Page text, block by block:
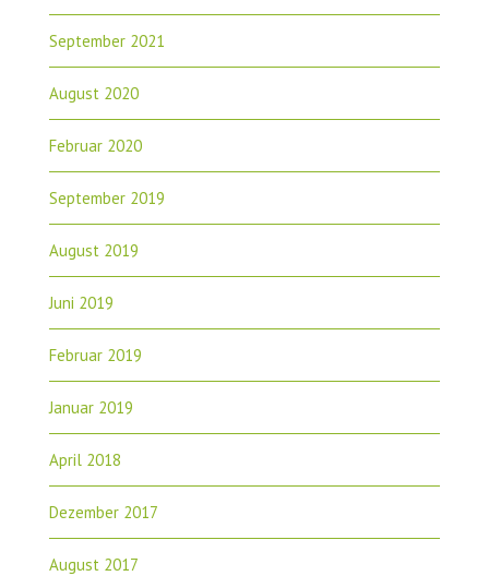
September 2021
August 2020
Februar 2020
September 2019
August 2019
Juni 2019
Februar 2019
Januar 2019
April 2018
Dezember 2017
August 2017